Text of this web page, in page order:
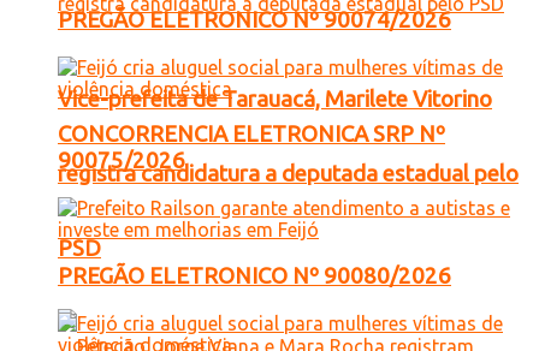
Vice-prefeita de Tarauacá, Marilete Vitorino
registra candidatura a deputada estadual pelo
PSD
PREGÃO ELETRONICO Nº 90074/2026
CONCORRENCIA ELETRONICA SRP Nº
90075/2026
PREGÃO ELETRONICO Nº 90080/2026